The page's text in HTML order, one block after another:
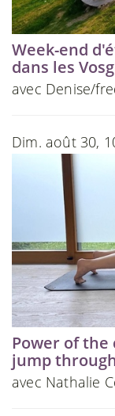
Week-end
dans les
avec Denise/
Dim. août 30,
Power of
jump
avec Nathalie